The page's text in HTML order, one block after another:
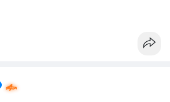
đương gần 786 nghìn USD được di
chuẩn bị thanh khoản để bán ra,
giữa các ví nóng nhằm tối ưu phí giao